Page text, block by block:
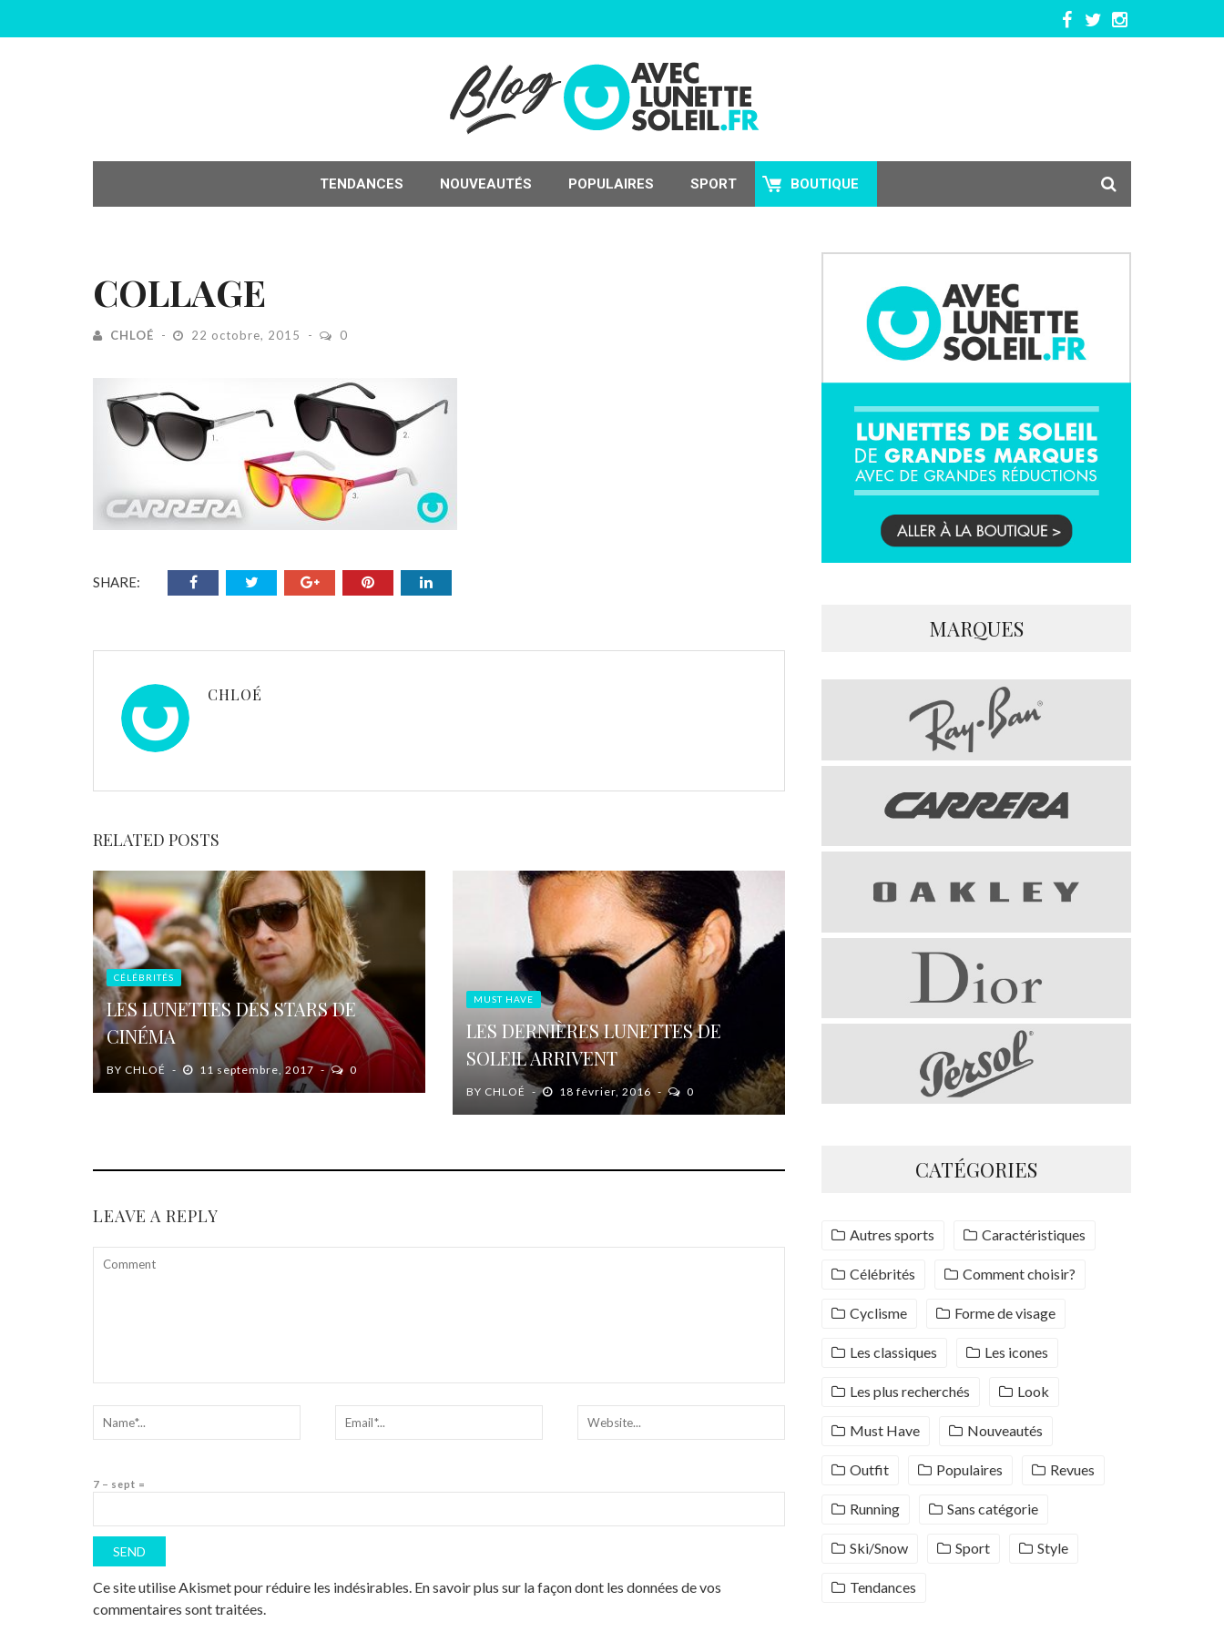
TENDANCES NOUVEAUTÉS POPULAIRES SPORT BOUTIQUE
COLLAGE
CHLOÉ 22 octobre, 2015 0
SHARE:
CHLOÉ
RELATED POSTS
CÉLÉBRITÉS
LES LUNETTES DES STARS DE
CINÉMA
BY CHLOÉ 11 septembre, 2017 0
MUST HAVE
LES DERNIÈRES LUNETTES DE
SOLEIL ARRIVENT
BY CHLOÉ 18 février, 2016 0
LEAVE A REPLY
7 − sept =
Ce site utilise Akismet pour réduire les indésirables. En savoir plus sur la façon dont les données de vos
commentaires sont traitées.
MARQUES
CATÉGORIES
Autres sports Caractéristiques
Célébrités Comment choisir?
Cyclisme Forme de visage
Les classiques Les icones
Les plus recherchés Look
Must Have Nouveautés
Outfit Populaires Revues
Running Sans catégorie
Ski/Snow Sport Style
Tendances